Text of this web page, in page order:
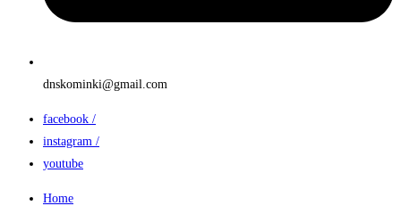
dnskominki@gmail.com
facebook /
instagram /
youtube
Home